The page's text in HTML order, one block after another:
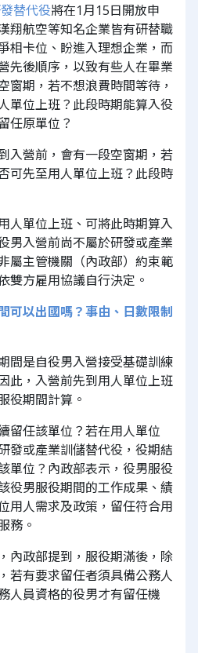
替代役將在1月15日開放申
翔航空等知名企業皆有研替職
相卡位、盼進入理想企業，而
先後順序，以致有些人在畢業
窗期，若不想浪費時間等待，
單位上班？此段時期能算入役
任原單位？
入營前，會有一段空窗期，若
可先至用人單位上班？此段時
人單位上班、可將此時期算入
男入營前尚不屬於研發或產業
屬主管機關（內政部）約束範
雙方雇用協議自行決定。
可以出國嗎？事由、日數限制
間是自役男入營接受基礎訓練
此，入營前先到用人單位上班
役期間計算。
留任該單位？若在用人單位
發或產業訓儲替代役，役期結
單位？內政部表示，役男服役
役男服役期間的工作成果、績
用人需求及政策，留任符合用
務。
內政部提到，服役期滿後，除
若有要求留任者須具備公務人
人員資格的役男才有留任機